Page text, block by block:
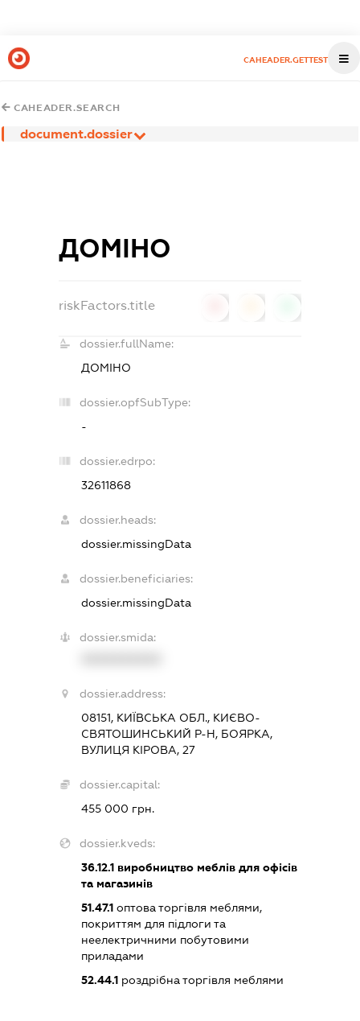
CAHEADER.GETTEST
CAHEADER.SEARCH
document.dossier
ДОМІНО
riskFactors.title
dossier.fullName:
ДОМІНО
dossier.opfSubType:
-
dossier.edrpo:
32611868
dossier.heads:
dossier.missingData
dossier.beneficiaries:
dossier.missingData
dossier.smida:
dossier.address:
08151, КИЇВСЬКА ОБЛ., КИЄВО-
СВЯТОШИНСЬКИЙ Р-Н, БОЯРКА,
ВУЛИЦЯ КІРОВА, 27
dossier.capital:
455 000 грн.
dossier.kveds:
36.12.1 виробництво меблів для офісів
та магазинів
51.47.1 оптова торгівля меблями,
покриттям для підлоги та
неелектричними побутовими
приладами
52.44.1 роздрібна торгівля меблями